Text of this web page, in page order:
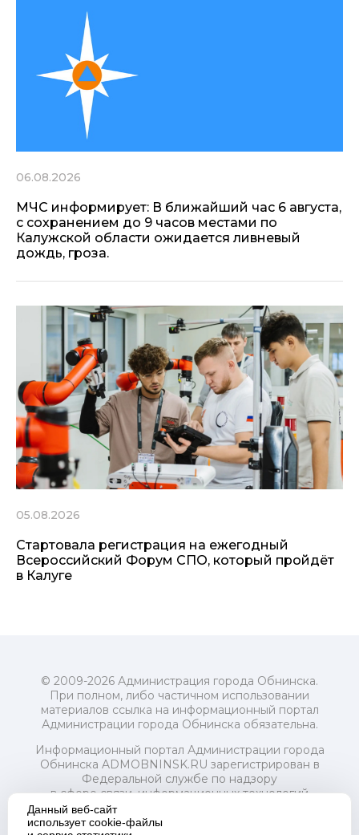
06.08.2026
МЧС информирует: В ближайший час 6 августа,
с сохранением до 9 часов местами по
Калужской области ожидается ливневый
дождь, гроза.
05.08.2026
Стартовала регистрация на ежегодный
Всероссийский Форум СПО, который пройдёт
в Калуге
© 2009-2026 Администрация города Обнинска.
При полном, либо частичном использовании
материалов ссылка на информационный портал
Администрации города Обнинска обязательна.
Информационный портал Администрации города
Обнинска ADMOBNINSK.RU зарегистрирован в
Федеральной службе по надзору
в сфере связи, информационных технологий
и массовых коммуникаций (Роскомнадзор) 24 июля
2018 года.
Данный веб-сайт
использует cookie-файлы